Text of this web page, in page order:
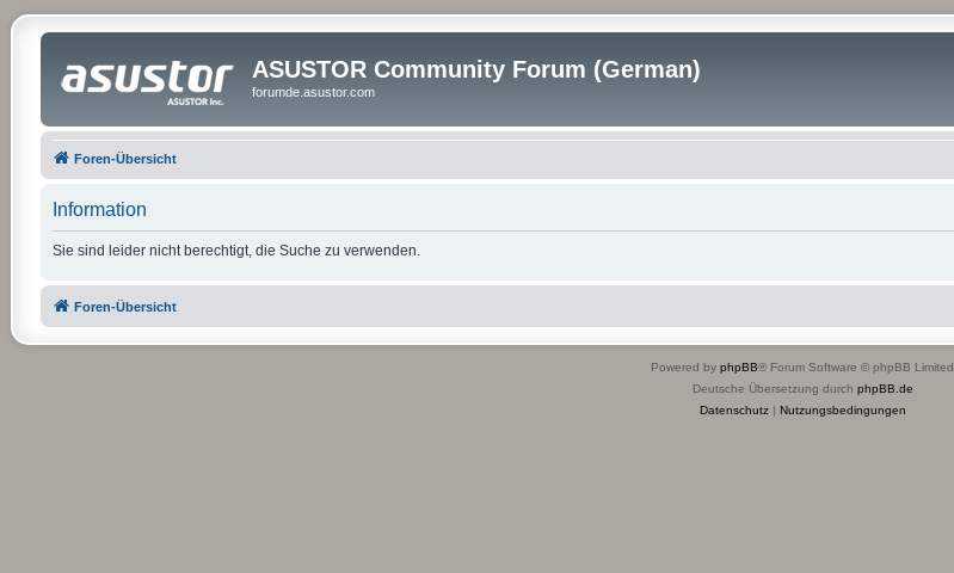
ASUSTOR Community Forum (German)
forumde.asustor.com
Foren-Übersicht
Information
Sie sind leider nicht berechtigt, die Suche zu verwenden.
Foren-Übersicht
Powered by phpBB® Forum Software © phpBB Limited
Deutsche Übersetzung durch phpBB.de
Datenschutz| Nutzungsbedingungen